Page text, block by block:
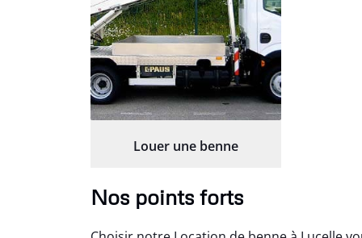
Louer une benne
Nos points forts